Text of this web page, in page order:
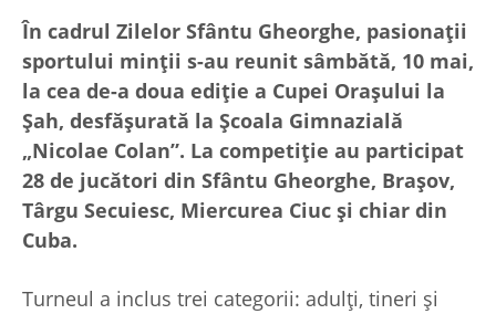
În cadrul Zilelor Sfântu Gheorghe, pasionații
sportului minții s-au reunit sâmbătă, 10 mai,
la cea de-a doua ediție a Cupei Orașului la
Șah, desfășurată la Școala Gimnazială
„Nicolae Colan”. La competiție au participat
28 de jucători din Sfântu Gheorghe, Brașov,
Târgu Secuiesc, Miercurea Ciuc și chiar din
Cuba.
Turneul a inclus trei categorii: adulți, tineri și